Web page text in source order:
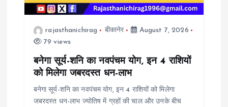
rajasthanichirag बीकानेर
August 7, 2026
79 views
बनेगा सूर्य-शनि का नवपंचम योग, इन 4 राशियों
को मिलेगा जबरदस्त धन-लाभ
बनेगा सूर्य-शनि का नवपंचम योग, इन 4 राशियों को मिलेगा
जबरदस्त धन-लाभ ज्योतिष में ग्रहों की चाल और उनके बीच